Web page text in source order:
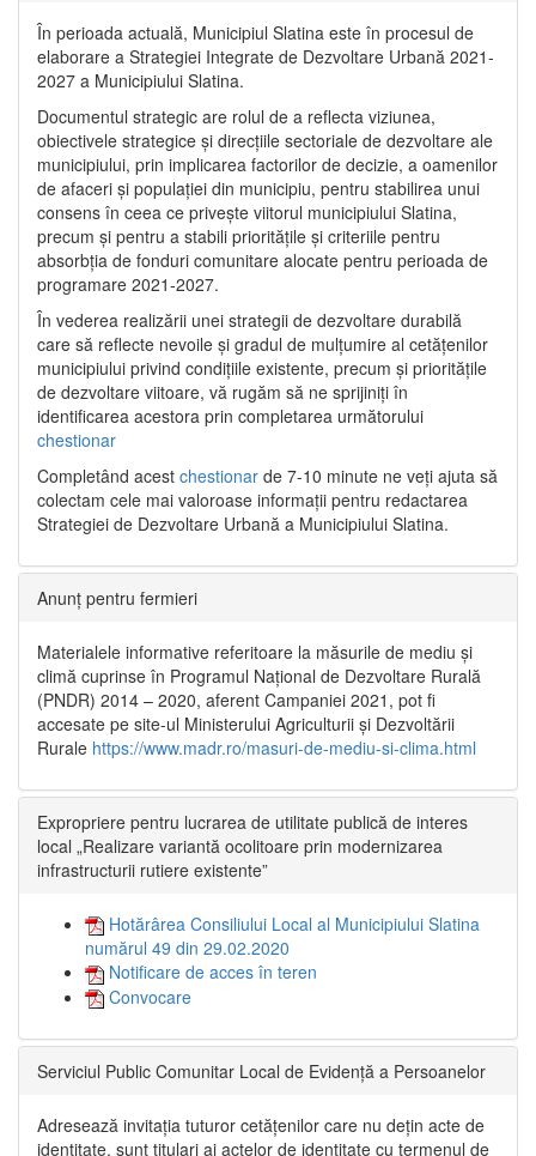
În perioada actuală, Municipiul Slatina este în procesul de
elaborare a Strategiei Integrate de Dezvoltare Urbană 2021‐
2027 a Municipiului Slatina.
Documentul strategic are rolul de a reflecta viziunea,
obiectivele strategice și direcțiile sectoriale de dezvoltare ale
municipiului, prin implicarea factorilor de decizie, a oamenilor
de afaceri și populației din municipiu, pentru stabilirea unui
consens în ceea ce privește viitorul municipiului Slatina,
precum și pentru a stabili prioritățile și criteriile pentru
absorbția de fonduri comunitare alocate pentru perioada de
programare 2021-2027.
În vederea realizării unei strategii de dezvoltare durabilă
care să reflecte nevoile și gradul de mulțumire al cetățenilor
municipiului privind condițiile existente, precum și prioritățile
de dezvoltare viitoare, vă rugăm să ne sprijiniți în
identificarea acestora prin completarea următorului
chestionar
Completând acest chestionar de 7-10 minute ne veți ajuta să
colectam cele mai valoroase informații pentru redactarea
Strategiei de Dezvoltare Urbană a Municipiului Slatina.
Anunț pentru fermieri
Materialele informative referitoare la măsurile de mediu și
climă cuprinse în Programul Național de Dezvoltare Rurală
(PNDR) 2014 – 2020, aferent Campaniei 2021, pot fi
accesate pe site-ul Ministerului Agriculturii și Dezvoltării
Rurale https://www.madr.ro/masuri-de-mediu-si-clima.html
Expropriere pentru lucrarea de utilitate publică de interes
local „Realizare variantă ocolitoare prin modernizarea
infrastructurii rutiere existente”
Hotărârea Consiliului Local al Municipiului Slatina
numărul 49 din 29.02.2020
Notificare de acces în teren
Convocare
Serviciul Public Comunitar Local de Evidență a Persoanelor
Adresează invitația tuturor cetățenilor care nu dețin acte de
identitate, sunt titulari ai actelor de identitate cu termenul de